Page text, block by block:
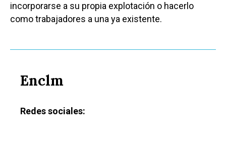
incorporarse a su propia explotación o hacerlo
como trabajadores a una ya existente.
Enclm
Redes sociales: